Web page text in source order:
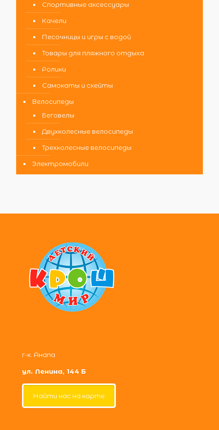
Спортивные аксессуары
Качели
Песочницы и игры с водой
Товары для пляжного отдыха
Ролики
Самокаты и скейты
Велосипеды
Беговелы
Двухколесные велосипеды
Трехколесные велосипеды
Электромобили
г-к. Анапа
ул. Ленина, 144 Б
Найти нас на карте